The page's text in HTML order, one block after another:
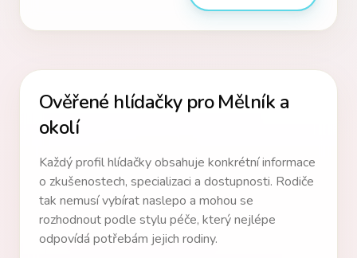
Ověřené hlídačky pro Mělník a
okolí
Každý profil hlídačky obsahuje konkrétní informace
o zkušenostech, specializaci a dostupnosti. Rodiče
tak nemusí vybírat naslepo a mohou se
rozhodnout podle stylu péče, který nejlépe
odpovídá potřebám jejich rodiny.